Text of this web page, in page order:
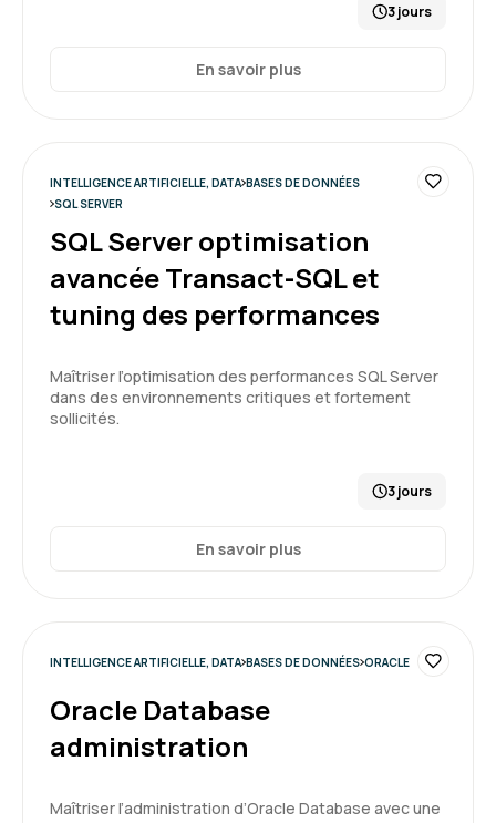
3 jours
En savoir plus
INTELLIGENCE ARTIFICIELLE, DATA BASES DE DONNÉES
SQL SERVER
SQL Server optimisation
avancée Transact-SQL et
tuning des performances
Maîtriser l’optimisation des performances SQL Server
dans des environnements critiques et fortement
sollicités.
3 jours
En savoir plus
INTELLIGENCE ARTIFICIELLE, DATA BASES DE DONNÉES ORACLE
Oracle Database
administration
Maîtriser l’administration d’Oracle Database avec une